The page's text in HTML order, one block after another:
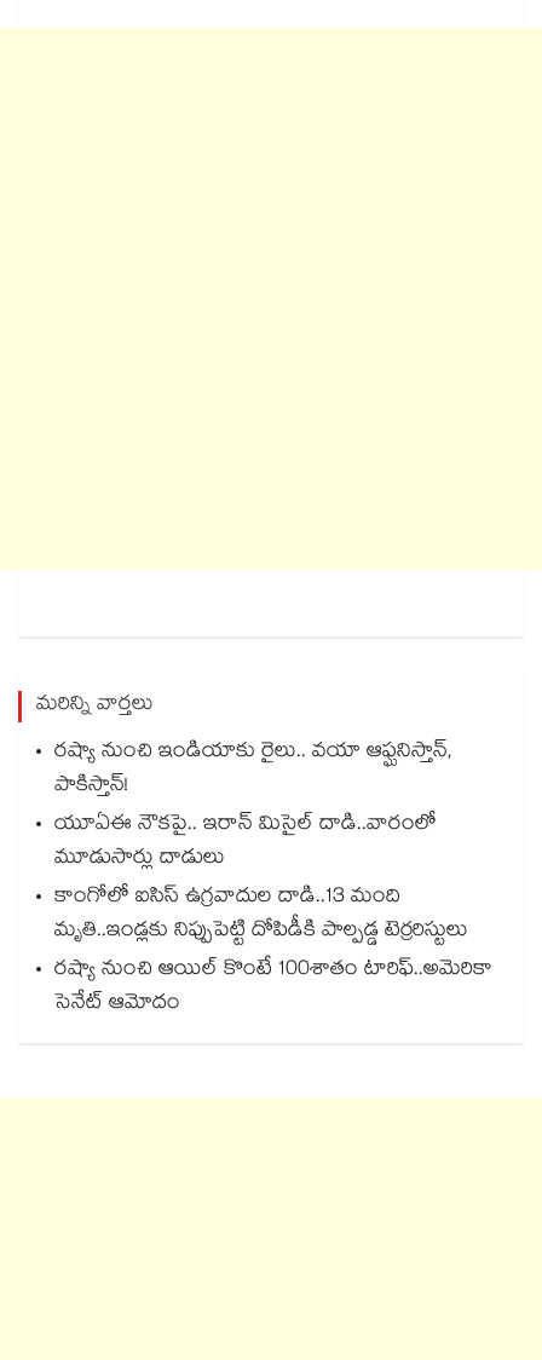
మరిన్ని వార్తలు
రష్యా నుంచి ఇండియాకు రైలు.. వయా ఆఫ్ఘనిస్తాన్,
పాకిస్తాన్!
యూఏఈ నౌకపై.. ఇరాన్‌‌ మిసైల్‌‌ దాడి..వారంలో
మూడుసార్లు దాడులు
కాంగోలో ఐసిస్ ఉగ్రవాదుల దాడి..13 మంది
మృతి..ఇండ్లకు నిప్పుపెట్టి దోపిడీకి పాల్పడ్డ టెర్రరిస్టులు
రష్యా నుంచి ఆయిల్‌‌‌‌‌‌‌‌ కొంటే 100శాతం టారిఫ్‌‌‌‌‌‌‌‌..అమెరికా
సెనేట్‌‌‌‌‌‌‌‌ ఆమోదం